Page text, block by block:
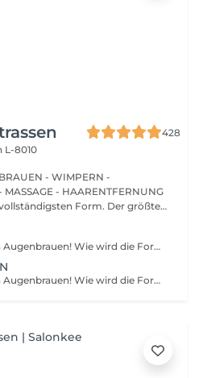
428
L-8010
- WIMPERN -
- HAARENTFERNUNG
Form. Der größte
Erhalten Sie Ihre perfekten Augenbrauen! Wie wird die Form Definierung durchgeführt? - Beratung (um die perfekte Form und Farbe zu besprechen) - Vorbereitung (Augenbrauen werden gewaschen und markiert) - wachsen (Überschüssige Haare werden mit Wachs entfernt) - zupfen (Überschüssige Haare werden mit einer Pinzette entfernt) - Antiseptikum und Creme werden aufgetragen Altersbeschränkungen: empfohlenes Mindestalter ab 12 Jahren. Empfehlungen nach dem Eingriff: in den ersten 4 Stunden nach dem Eingriff keine Makeup-Produkte auf die Haut in der Nähe der Augenbrauen auftragen. Frequenz: einmal in 3-4 Wochen.
Erhalten Sie Ihre perfekten Augenbrauen! Wie wird die Form Definierung durchgeführt? - Beratung (um die perfekte Form und Farbe zu besprechen) - Vorbereitung (Augenbrauen werden gewaschen und markiert) - wachsen (Überschüssige Haare werden mit Wachs entfernt) - zupfen (Überschüssige Haare werden mit einer Pinzette entfernt) - Antiseptikum und Creme werden aufgetragen Altersbeschränkungen: empfohlenes Mindestalter ab 12 Jahren. Empfehlungen nach dem Eingriff: in den ersten 4 Stunden nach dem Eingriff keine Makeup-Produkte auf die Haut in der Nähe der Augenbrauen auftragen. Frequenz: einmal in 3-4 Wochen.